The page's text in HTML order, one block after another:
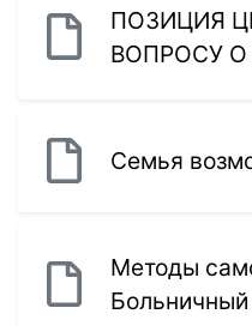
ПОЗИЦИЯ
ВОПРОСУ
Семья
Методы
Больничный